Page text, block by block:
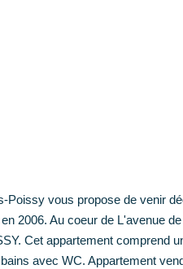
Poissy vous propose de venir
2006. Au coeur de L'avenue
Cet appartement comprend
avec WC. Appartement